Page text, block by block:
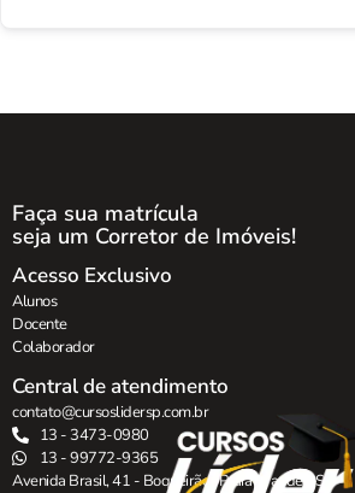
Faça sua matrícula
seja um Corretor de Imóveis!
Acesso Exclusivo
Alunos
Docente
Colaborador
Central de atendimento
contato@cursoslidersp.com.br
13 - 3473-0980
13 - 99772-9365
Avenida Brasil, 41 - Boqueirão , Praia Grande - SP.